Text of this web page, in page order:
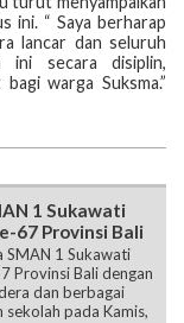
ini. “ Saya berharap
lancar dan seluruh
ini secara disiplin,
warga Suksma.”
1 Sukawati
67 Provinsi Bali
SMAN 1 Sukawati
Provinsi Bali dengan
dan berbagai
pada Kamis,